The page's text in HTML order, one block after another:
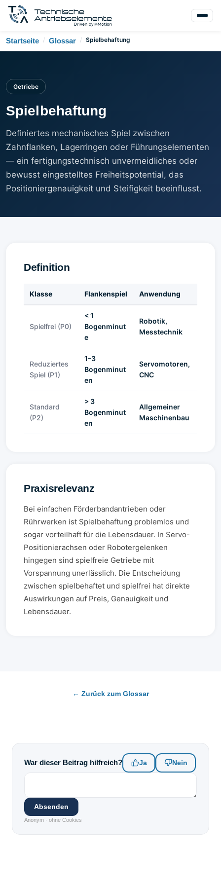
Startseite / Glossar / Spielbehaftung
Getriebe
Spielbehaftung
Definiertes mechanisches Spiel zwischen
Zahnflanken, Lagerringen oder Führungselementen
— ein fertigungstechnisch unvermeidliches oder
bewusst eingestelltes Freiheitspotential, das
Positioniergenauigkeit und Steifigkeit beeinflusst.
Definition
Klasse Flankenspiel Anwendung
Spielfrei (P0)
< 1
Bogenminut
e
Robotik,
Messtechnik
Reduziertes
Spiel (P1)
1–3
Bogenminut
en
Servomotoren,
CNC
Standard
(P2)
> 3
Bogenminut
en
Allgemeiner
Maschinenbau
Praxisrelevanz
Bei einfachen Förderbandantrieben oder
Rührwerken ist Spielbehaftung problemlos und
sogar vorteilhaft für die Lebensdauer. In Servo-
Positionierachsen oder Robotergelenken
hingegen sind spielfreie Getriebe mit
Vorspannung unerlässlich. Die Entscheidung
zwischen spielbehaftet und spielfrei hat direkte
Auswirkungen auf Preis, Genauigkeit und
Lebensdauer.
← Zurück zum Glossar
War dieser Beitrag hilfreich? Ja Nein
Absenden
Anonym · ohne Cookies